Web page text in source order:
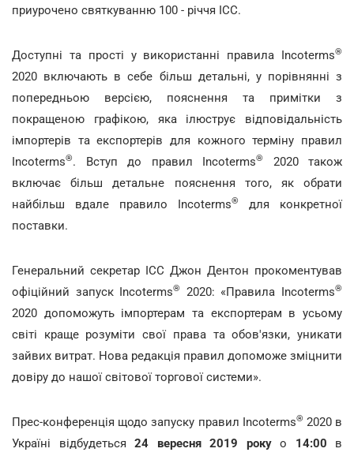
приурочено святкуванню 100 - річчя ICC.
Доступні та прості у використанні правила Incoterms®
2020 включають в себе більш детальні, у порівнянні з
попередньою версією, пояснення та примітки з
покращеною графікою, яка ілюструє відповідальність
імпортерів та експортерів для кожного терміну правил
Incoterms®. Вступ до правил Incoterms®
2020 також
включає більш детальне пояснення того, як обрати
найбільш вдале правило Incoterms®
для конкретної
поставки.
Генеральний секретар ІСС Джон Дентон прокоментував
офіційний запуск Incoterms® 2020: «Правила Incoterms®
2020 допоможуть імпортерам та експортерам в усьому
світі краще розуміти свої права та обов'язки, уникати
зайвих витрат. Нова редакція правил допоможе зміцнити
довіру до нашої світової торгової системи».
Прес-конференція щодо запуску правил Incoterms® 2020 в
Україні відбудеться 24 вересня 2019 року о 14:00 в